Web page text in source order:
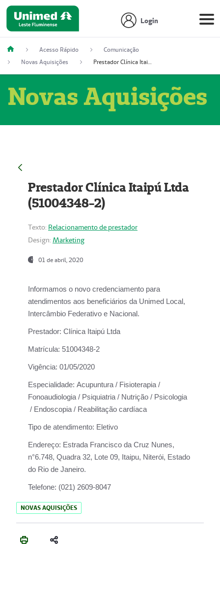
Login
Acesso Rápido
Comunicação
Novas Aquisições
Prestador Clínica Itaipú Ltda (51004348-2)
Novas Aquisições
Prestador Clínica Itaipú Ltda
(51004348-2)
Texto: Relacionamento de prestador
Design: Marketing
01 de abril, 2020
Informamos o novo credenciamento para
atendimentos aos beneficiários da Unimed Local,
Intercâmbio Federativo e Nacional.
Prestador: Clínica Itaipú Ltda
Matrícula: 51004348-2
Vigência: 01/05/2020
Especialidade: Acupuntura / Fisioterapia /
Fonoaudiologia / Psiquiatria / Nutrição / Psicologia
/ Endoscopia / Reabilitação cardíaca
Tipo de atendimento: Eletivo
Endereço: Estrada Francisco da Cruz Nunes,
n°6.748, Quadra 32, Lote 09, Itaipu, Niterói, Estado
do Rio de Janeiro.
Telefone: (021) 2609-8047
NOVAS AQUISIÇÕES